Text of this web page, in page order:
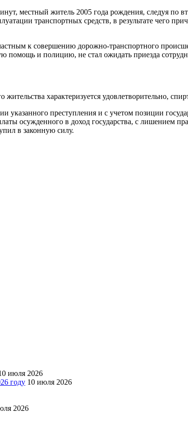
местный житель 2005 года рождения, следуя по
транспортных средств, в результате чего
к совершению дорожно-транспортного
и полицию, не стал ожидать приезда
характеризуется удовлетворительно,
преступления и с учетом позиции
осужденного в доход государства, с лишением
в законную силу.
июля 2026
году 10 июля 2026
2026